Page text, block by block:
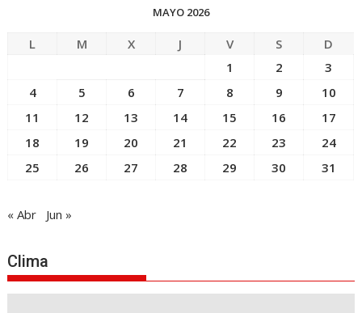
MAYO 2026
L M X J V S
D
1
2
3
4
5 6 7 8 9
10
11
12 13 14 15 16
17
18
19 20 21 22 23
24
25
26 27 28 29 30 31
« Abr Jun »
Clima